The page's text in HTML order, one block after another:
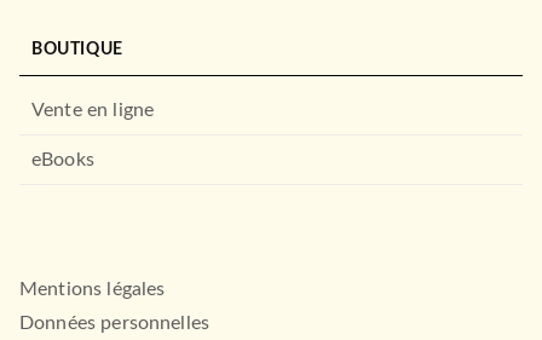
BOUTIQUE
Vente en ligne
eBooks
Mentions légales
Données personnelles